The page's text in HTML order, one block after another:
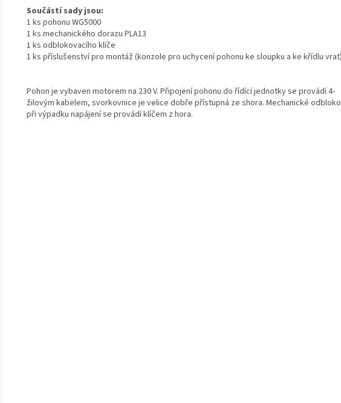
Součástí sady jsou:
1 ks pohonu WG5000
1 ks mechanického dorazu PLA13
1 ks odblokovacího klíče
1 ks příslušenství pro montáž (konzole pro uchycení pohonu ke sloupku a ke křídlu vrat)
Pohon je vybaven motorem na 230 V. Připojení pohonu do řídící jednotky se provádí 4-
žilovým kabelem, svorkovnice je velice dobře přístupná ze shora. Mechanické
při výpadku napájení se provádí klíčem z hora.